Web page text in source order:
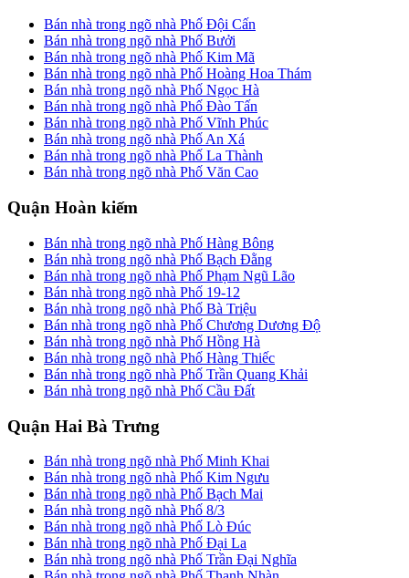
Bán nhà trong ngõ nhà Phố Đội Cấn
Bán nhà trong ngõ nhà Phố Bưởi
Bán nhà trong ngõ nhà Phố Kim Mã
Bán nhà trong ngõ nhà Phố Hoàng Hoa Thám
Bán nhà trong ngõ nhà Phố Ngọc Hà
Bán nhà trong ngõ nhà Phố Đào Tấn
Bán nhà trong ngõ nhà Phố Vĩnh Phúc
Bán nhà trong ngõ nhà Phố An Xá
Bán nhà trong ngõ nhà Phố La Thành
Bán nhà trong ngõ nhà Phố Văn Cao
Quận Hoàn kiếm
Bán nhà trong ngõ nhà Phố Hàng Bông
Bán nhà trong ngõ nhà Phố Bạch Đằng
Bán nhà trong ngõ nhà Phố Phạm Ngũ Lão
Bán nhà trong ngõ nhà Phố 19-12
Bán nhà trong ngõ nhà Phố Bà Triệu
Bán nhà trong ngõ nhà Phố Chương Dương Độ
Bán nhà trong ngõ nhà Phố Hồng Hà
Bán nhà trong ngõ nhà Phố Hàng Thiếc
Bán nhà trong ngõ nhà Phố Trần Quang Khải
Bán nhà trong ngõ nhà Phố Cầu Đất
Quận Hai Bà Trưng
Bán nhà trong ngõ nhà Phố Minh Khai
Bán nhà trong ngõ nhà Phố Kim Ngưu
Bán nhà trong ngõ nhà Phố Bạch Mai
Bán nhà trong ngõ nhà Phố 8/3
Bán nhà trong ngõ nhà Phố Lò Đúc
Bán nhà trong ngõ nhà Phố Đại La
Bán nhà trong ngõ nhà Phố Trần Đại Nghĩa